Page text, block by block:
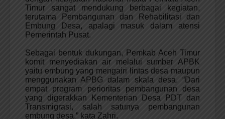
Timur sangat mendukung berbagai kegiatan,
terutama Pembangunan dan Rehabilitasi dan
Embung Desa, apalagi masuk dalam atensi
Pemerintah Pusat.
Sebagai bentuk dukungan, Pemkab Aceh Timur
komit menyediakan air melalui sumber APBK
yaitu embung yang mengairi lintas desa maupun
menggunakan APBG dalam skala desa. “Dari
empat program perioritas pembangunan desa
yang digerakkan Kementerian Desa PDT dan
Transmigrasi, salah satunya pembangunan
embung desa,” kata Zahri.